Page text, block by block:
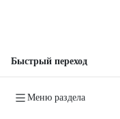
Быстрый переход
Меню раздела